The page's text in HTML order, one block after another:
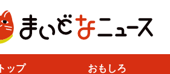
トップ おもしろ